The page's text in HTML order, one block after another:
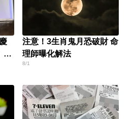
女
注意！3生肖鬼月恐破財 命
理師曝化解法
8/1